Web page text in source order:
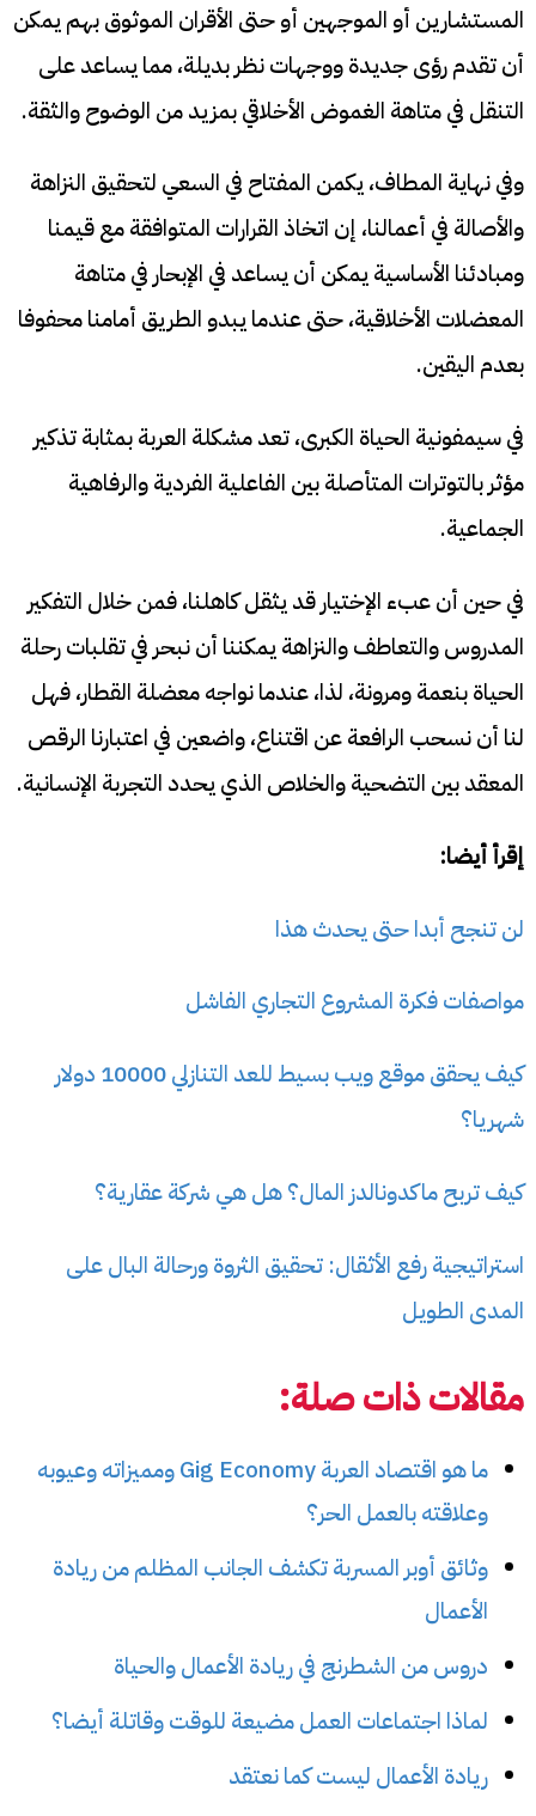
المستشارين أو الموجهين أو حتى الأقران الموثوق بهم يمكن
أن تقدم رؤى جديدة ووجهات نظر بديلة، مما يساعد على
التنقل في متاهة الغموض الأخلاقي بمزيد من الوضوح والثقة.
وفي نهاية المطاف، يكمن المفتاح في السعي لتحقيق النزاهة
والأصالة في أعمالنا، إن اتخاذ القرارات المتوافقة مع قيمنا
ومبادئنا الأساسية يمكن أن يساعد في الإبحار في متاهة
المعضلات الأخلاقية، حتى عندما يبدو الطريق أمامنا محفوفا
بعدم اليقين.
في سيمفونية الحياة الكبرى، تعد مشكلة العربة بمثابة تذكير
مؤثر بالتوترات المتأصلة بين الفاعلية الفردية والرفاهية
الجماعية.
في حين أن عبء الإختيار قد يثقل كاهلنا، فمن خلال التفكير
المدروس والتعاطف والنزاهة يمكننا أن نبحر في تقلبات رحلة
الحياة بنعمة ومرونة، لذا، عندما نواجه معضلة القطار، فهل
لنا أن نسحب الرافعة عن اقتناع، واضعين في اعتبارنا الرقص
المعقد بين التضحية والخلاص الذي يحدد التجربة الإنسانية.
إقرأ أيضا:
لن تنجح أبدا حتى يحدث هذا
مواصفات فكرة المشروع التجاري الفاشل
كيف يحقق موقع ويب بسيط للعد التنازلي 10000 دولار
شهريا؟
كيف تربح ماكدونالدز المال؟ هل هي شركة عقارية؟
استراتيجية رفع الأثقال: تحقيق الثروة ورحالة البال على
المدى الطويل
مقالات ذات صلة:
ما هو اقتصاد العربة Gig Economy ومميزاته وعيوبه
وعلاقته بالعمل الحر؟
وثائق أوبر المسربة تكشف الجانب المظلم من ريادة
الأعمال
دروس من الشطرنج في ريادة الأعمال والحياة
لماذا اجتماعات العمل مضيعة للوقت وقاتلة أيضا؟
ريادة الأعمال ليست كما نعتقد